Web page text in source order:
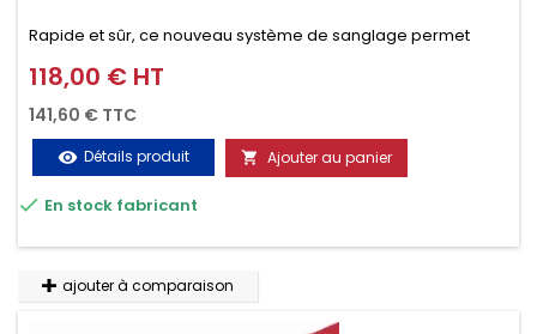
Rapide et sûr, ce nouveau système de sanglage permet
d’arrimer le chargement sur la galerie en moins d’une
minute.
Prix
118,00 € HT
141,60 € TTC
visibility Détails produit  Ajouter au panier
 En stock fabricant
ajouter à comparaison